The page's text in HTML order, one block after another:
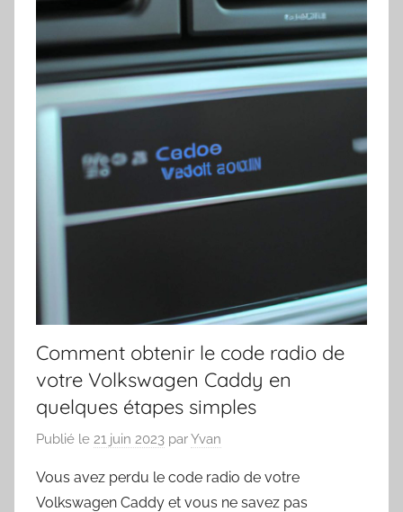
Comment obtenir le code radio de
votre Volkswagen Caddy en
quelques étapes simples
Publié le 21 juin 2023 parYvan
Vous avez perdu le code radio de votre
Volkswagen Caddy et vous ne savez pas